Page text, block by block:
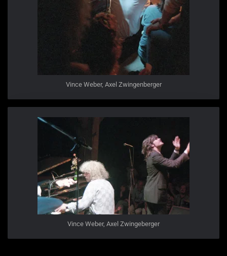
Vince Weber, Axel Zwingenberger
Vince Weber, Axel Zwingeberger